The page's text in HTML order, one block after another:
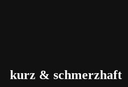
kurz & schmerzhaft